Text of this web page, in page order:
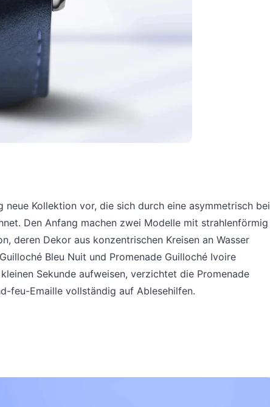
neue Kollektion vor, die sich durch eine asymmetrisch bei
Den Anfang machen zwei Modelle mit strahlenförmig
deren Dekor aus konzentrischen Kreisen an Wasser
Bleu Nuit und Promenade Guilloché Ivoire
Sekunde aufweisen, verzichtet die Promenade
feu-Emaille vollständig auf Ablesehilfen.